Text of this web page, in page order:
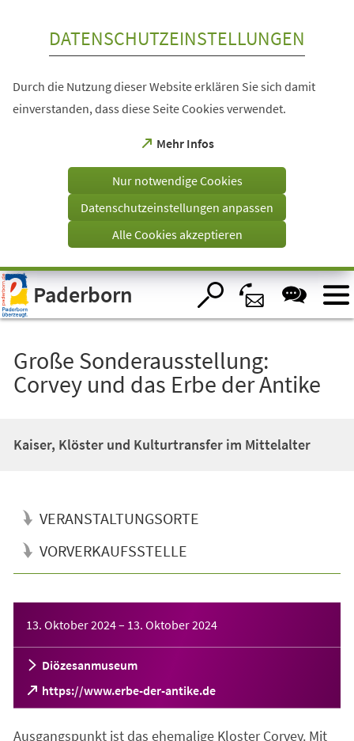
Visuelle
Assistenzsoftware
öffnen.
DATENSCHUTZEINSTELLUNGEN
Durch die Nutzung dieser Website erklären Sie sich damit
einverstanden, dass diese Seite Cookies verwendet.
Mehr Infos
(Öffnet
einem
Tab)
Nur notwendige Cookies
Datenschutzeinstellungen anpassen
Alle Cookies akzeptieren
Paderborn
Große Sonderausstellung:
Corvey und das Erbe der Antike
Kaiser, Klöster und Kulturtransfer im Mittelalter
VERANSTALTUNGSORTE
VORVERKAUFSSTELLE
13. Oktober 2024– 13. Oktober 2024
Diözesanmuseum
https://www.erbe-der-antike.de
(Öffnet
in
neuen
Ausgangspunkt ist das ehemalige Kloster Corvey. Mit